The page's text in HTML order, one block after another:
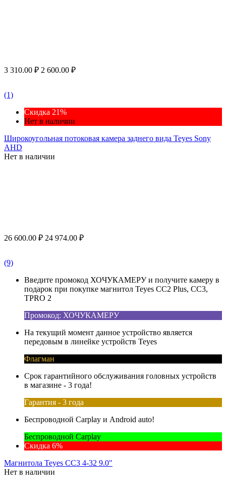
3 310.00 ₽ 2 600.00 ₽
(1)
Скидка 21%
Нет в наличии
Широкоугольная потоковая камера заднего вида Teyes Sony
AHD
Нет в наличии
26 600.00 ₽ 24 974.00 ₽
(9)
Введите промокод ХОЧУКАМЕРУ и получите камеру в
подарок при покупке магнитол Teyes CC2 Plus, CC3,
TPRO 2
Промокод: ХОЧУКАМЕРУ
На текущий момент данное устройство является
передовым в линейке устройств Teyes
Флагман
Срок гарантийного обслуживания головных устройств
в магазине - 3 года!
Гарантия - 3 года
Беспроводной Carplay и Android auto!
Беспроводной Carplay
Скидка 6%
Магнитола Teyes CC3 4-32 9.0"
Нет в наличии